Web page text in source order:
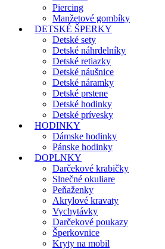
Piercing
Manžetové gombíky
DETSKÉ ŠPERKY
Detské sety
Detské náhrdelníky
Detské retiazky
Detské náušnice
Detské náramky
Detské prstene
Detské hodinky
Detské prívesky
HODINKY
Dámske hodinky
Pánske hodinky
DOPLNKY
Darčekové krabičky
Slnečné okuliare
Peňaženky
Akrylové kravaty
Vychytávky
Darčekové poukazy
Šperkovnice
Kryty na mobil